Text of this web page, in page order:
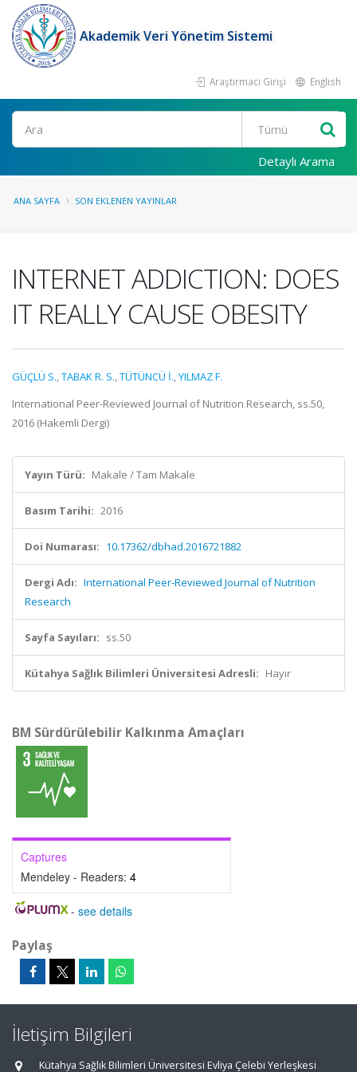
Akademik Veri Yönetim Sistemi
Araştırmacı Girişi English
Ara
Detaylı Arama
ANA SAYFA SON EKLENEN YAYINLAR
INTERNET ADDICTION: DOES
IT REALLY CAUSE OBESITY
GÜÇLÜ S.,TABAK R. S.,TÜTÜNCÜ İ.,YILMAZ F.
International Peer-Reviewed Journal of Nutrition Research, ss.50,
2016 (Hakemli Dergi)
Yayın Türü: Makale / Tam Makale
Basım Tarihi: 2016
Doi Numarası: 10.17362/dbhad.2016721882
Dergi Adı: International Peer-Reviewed Journal of Nutrition
Research
Sayfa Sayıları: ss.50
Kütahya Sağlık Bilimleri Üniversitesi Adresli: Hayır
BM Sürdürülebilir Kalkınma Amaçları
Captures
Mendeley - Readers: 4
- see details
Paylaş
İletişim Bilgileri
Kütahya Sağlık Bilimleri Üniversitesi Evliya Çelebi Yerleşkesi